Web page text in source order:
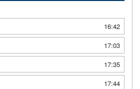
16:42
17:03
17:35
17:44